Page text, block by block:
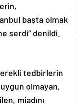
başta olmak
serdi” denildi.
tedbirlerin
olmayan,
miadını